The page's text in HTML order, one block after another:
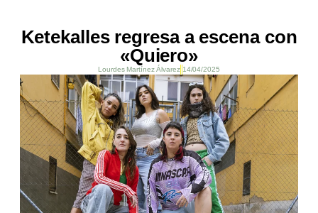
Ketekalles regresa a escena con
«Quiero»
Lourdes Martínez Álvarez 14/04/2025